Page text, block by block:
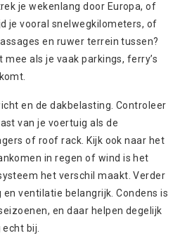
je wekenlang door Europa, of
je vooral snelwegkilometers, of
en ruwer terrein tussen?
als je vaak parkings, ferry’s
en de dakbelasting. Controleer
van je voertuig als de
of roof rack. Kijk ook naar het
in regen of wind is het
het verschil maakt. Verder
ventilatie belangrijk. Condens is
en daar helpen degelijk
bij.